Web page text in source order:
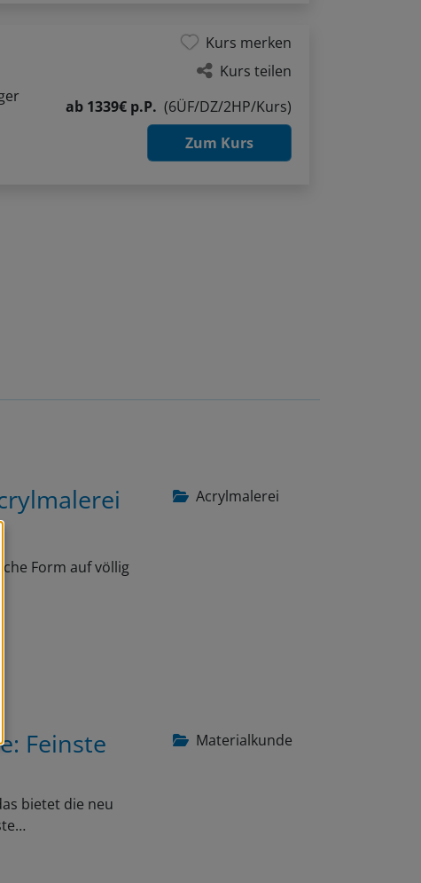
Kurs merken
Kurs teilen
ab 1339€ p.P.
(6ÜF/DZ/2HP/Kurs)
Zum Kurs
Acrylmalerei
Form auf völlig
Materialkunde
Feinste
bietet die neu